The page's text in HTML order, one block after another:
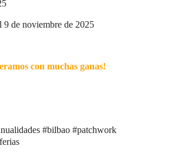
9 de noviembre de 2025
con muchas ganas!
#bilbao #patchwork